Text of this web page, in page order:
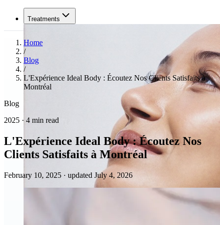
Treatments
Home
/
Blog
/
L'Expérience Ideal Body : Écoutez Nos Clients Satisfaits à
Montréal
Blog
2025 · 4 min read
L'Expérience Ideal Body : Écoutez Nos
Clients Satisfaits à Montréal
February 10, 2025 · updated July 4, 2026